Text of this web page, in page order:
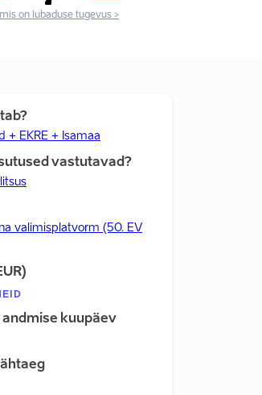
on lubaduse tugevus >
+ EKRE + Isamaa
vastutavad?
valimisplatvorm (50. EV
andmise kuupäev